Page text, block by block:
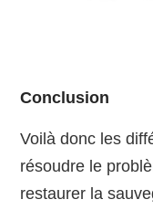
Conclusion
Voilà donc les
résoudre le
restaurer la